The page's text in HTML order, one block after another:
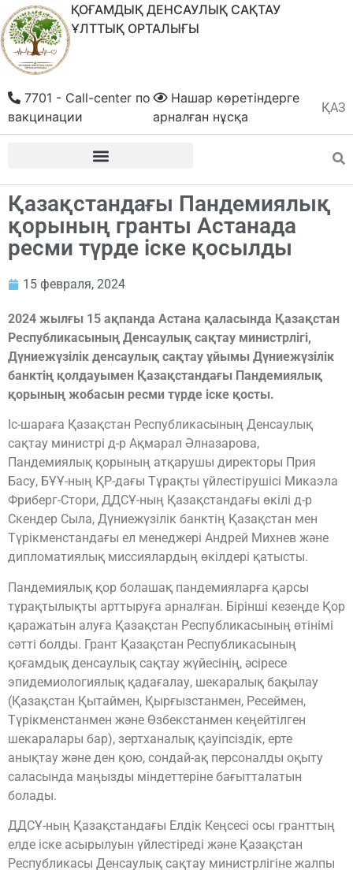
ҚОҒАМДЫҚ ДЕНСАУЛЫҚ САҚТАУ
ҰЛТТЫҚ ОРТАЛЫҒЫ
ҚАЗ
РУС
Нашар көретіндерге
арналған нұсқа
7701 - Call-center по
вакцинации
Қазақстандағы Пандемиялық
қорының гранты Астанада
ресми түрде іске қосылды
15 февраля, 2024
2024 жылғы 15 ақпанда Астана қаласында Қазақстан
Республикасының Денсаулық сақтау министрлігі,
Дүниежүзілік денсаулық сақтау ұйымы Дүниежүзілік
банктің қолдауымен Қазақстандағы Пандемиялық
қорының жобасын ресми түрде іске қосты.
Іс-шараға Қазақстан Республикасының Денсаулық
сақтау министрі д-р Ақмарал Әлназарова,
Пандемиялық қорының атқарушы директоры Прия
Басу, БҰҰ-ның ҚР-дағы Тұрақты үйлестірушісі Микаэла
Фриберг-Стори, ДДСҰ-ның Қазақстандағы өкілі д-р
Скендер Сыла, Дүниежүзілік банктің Қазақстан мен
Түрікменстандағы ел менеджері Андрей Михнев және
дипломатиялық миссиялардың өкілдері қатысты.
Пандемиялық қор болашақ пандемияларға қарсы
тұрақтылықты арттыруға арналған. Бірінші кезеңде Қор
қаражатын алуға Қазақстан Республикасының өтінімі
сәтті болды. Грант Қазақстан Республикасының
қоғамдық денсаулық сақтау жүйесінің, әсіресе
эпидемиологиялық қадағалау, шекаралық бақылау
(Қазақстан Қытаймен, Қырғызстанмен, Ресеймен,
Түрікменстанмен және Өзбекстанмен кеңейтілген
шекаралары бар), зертханалық қауіпсіздік, ерте
анықтау және ден қою, сондай-ақ персоналды оқыту
саласында маңызды міндеттеріне бағытталатын
болады.
ДДСҰ-ның Қазақстандағы Елдік Кеңсесі осы гранттың
елде іске асырылуын үйлестіреді және Қазақстан
Республикасы Денсаулық сақтау министрлігіне жалпы